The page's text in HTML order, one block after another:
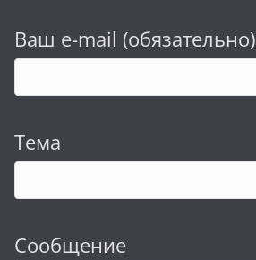
Ваш e-mail (обязательно)
Тема
Сообщение